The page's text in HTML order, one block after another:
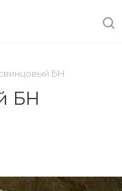
БН
БН